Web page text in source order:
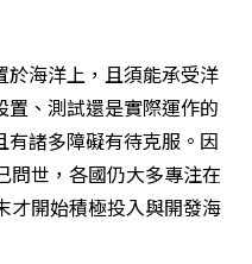
海洋上，且須能承受洋
、測試還是實際運作的
諸多障礙有待克服。因
問世，各國仍大多專注在
才開始積極投入與開發海